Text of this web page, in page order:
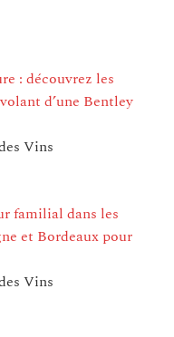
: découvrez les
d’une Bentley
Vins
familial dans les
et Bordeaux pour
Vins